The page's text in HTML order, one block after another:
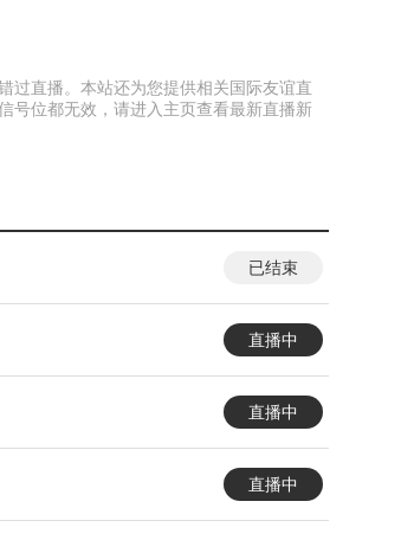
过直播。本站还为您提供相关国际友谊直
号位都无效，请进入主页查看最新直播新
已结束
直播中
直播中
直播中